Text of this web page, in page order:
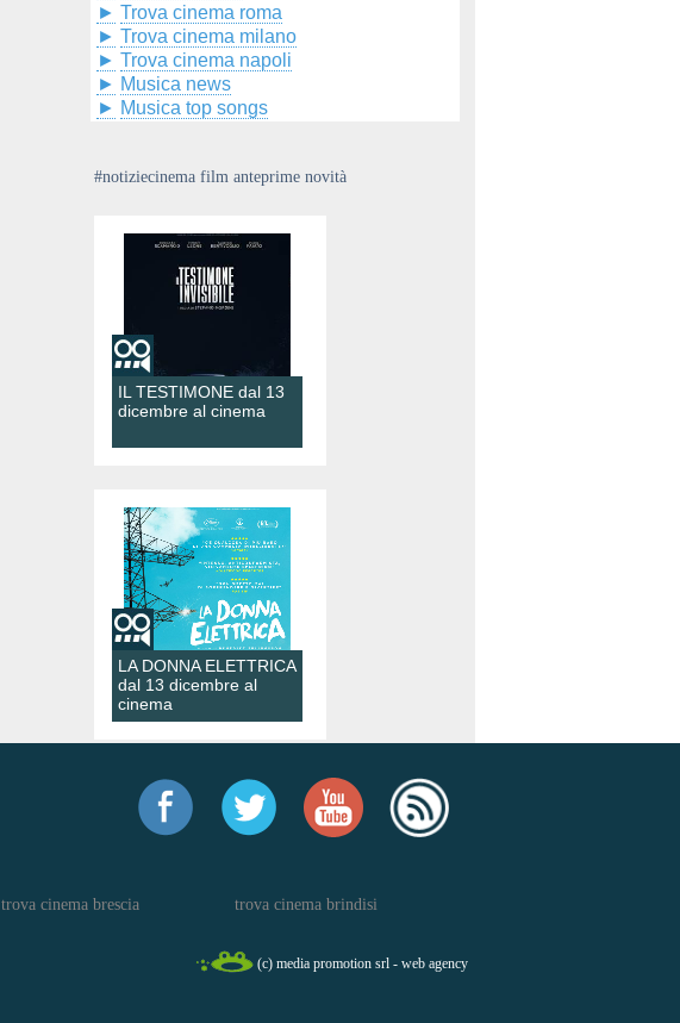
► Trova cinema roma
► Trova cinema milano
► Trova cinema napoli
► Musica news
► Musica top songs
#notiziecinema film anteprime novità
IL TESTIMONE dal 13
dicembre al cinema
LA DONNA ELETTRICA
dal 13 dicembre al
cinema
trova cinema brescia trova cinema brindisi
(c) media promotion srl - web agency